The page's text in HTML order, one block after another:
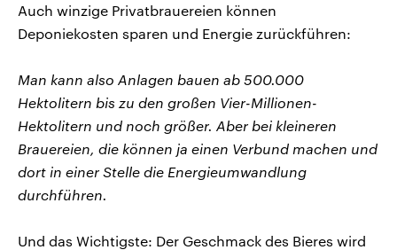
Auch winzige Privatbrauereien können
Deponiekosten sparen und Energie zurückführen:
Man kann also Anlagen bauen ab 500.000
Hektolitern bis zu den großen Vier-Millionen-
Hektolitern und noch größer. Aber bei kleineren
Brauereien, die können ja einen Verbund machen und
dort in einer Stelle die Energieumwandlung
durchführen.
Und das Wichtigste: Der Geschmack des Bieres wird